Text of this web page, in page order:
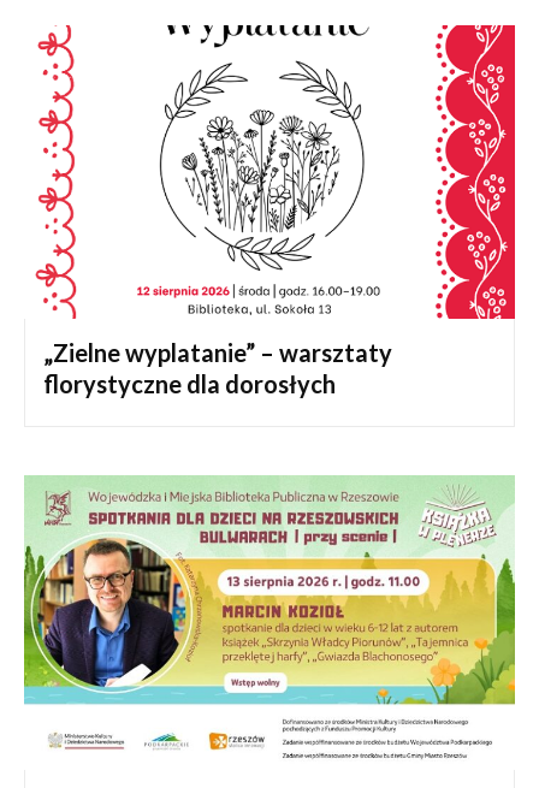
„Zielne wyplatanie” – warsztaty
florystyczne dla dorosłych